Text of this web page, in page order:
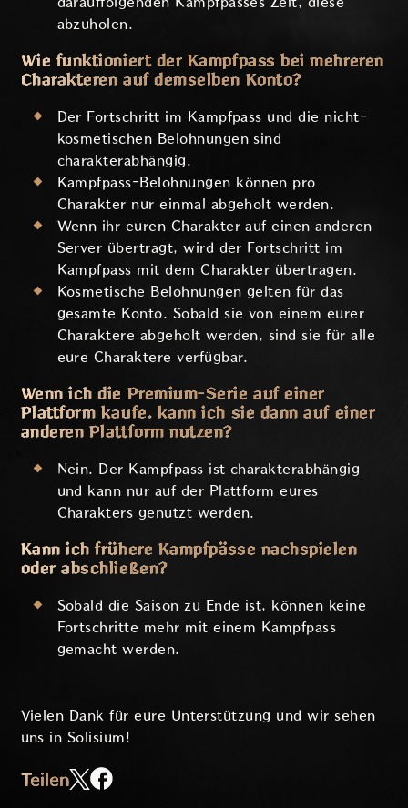
abzuholen.
Wie funktioniert der Kampfpass bei mehreren
Charakteren auf demselben Konto?
Der Fortschritt im Kampfpass und die nicht-
kosmetischen Belohnungen sind
charakterabhängig.
Kampfpass-Belohnungen können pro
Charakter nur einmal abgeholt werden.
Wenn ihr euren Charakter auf einen anderen
Server übertragt, wird der Fortschritt im
Kampfpass mit dem Charakter übertragen.
Kosmetische Belohnungen gelten für das
gesamte Konto. Sobald sie von einem eurer
Charaktere abgeholt werden, sind sie für alle
eure Charaktere verfügbar.
Wenn ich die Premium-Serie auf einer
Plattform kaufe, kann ich sie dann auf einer
anderen Plattform nutzen?
Nein. Der Kampfpass ist charakterabhängig
und kann nur auf der Plattform eures
Charakters genutzt werden.
Kann ich frühere Kampfpässe nachspielen
oder abschließen?
Sobald die Saison zu Ende ist, können keine
Fortschritte mehr mit einem Kampfpass
gemacht werden.
Vielen Dank für eure Unterstützung und wir sehen
uns in Solisium!
Teilen